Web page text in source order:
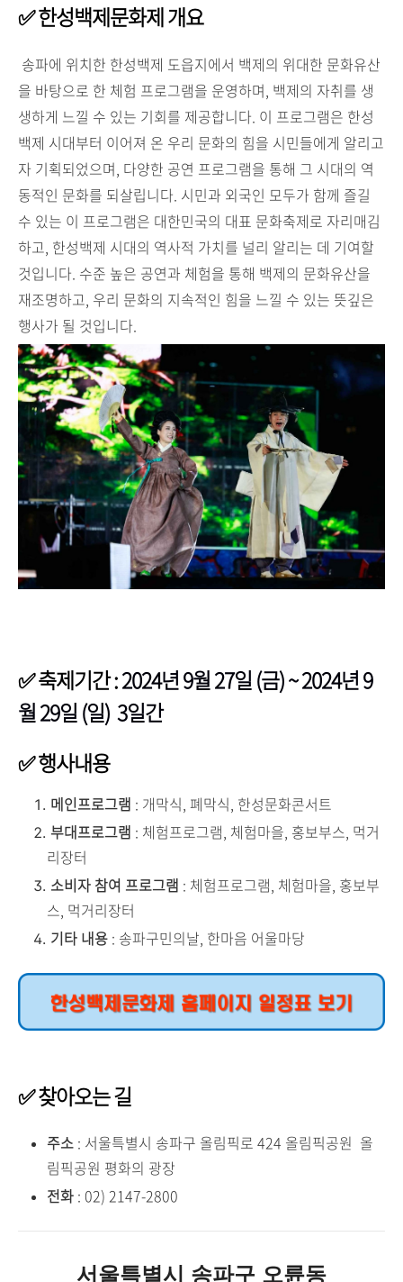
✅한성백제문화제 개요
송파에 위치한 한성백제 도읍지에서 백제의 위대한 문화유산
을 바탕으로 한 체험 프로그램을 운영하며, 백제의 자취를 생
생하게 느낄 수 있는 기회를 제공합니다. 이 프로그램은 한성
백제 시대부터 이어져 온 우리 문화의 힘을 시민들에게 알리고
자 기획되었으며, 다양한 공연 프로그램을 통해 그 시대의 역
동적인 문화를 되살립니다. 시민과 외국인 모두가 함께 즐길
수 있는 이 프로그램은 대한민국의 대표 문화축제로 자리매김
하고, 한성백제 시대의 역사적 가치를 널리 알리는 데 기여할
것입니다. 수준 높은 공연과 체험을 통해 백제의 문화유산을
재조명하고, 우리 문화의 지속적인 힘을 느낄 수 있는 뜻깊은
행사가 될 것입니다.
✅축제기간 :2024년 9월 27일 (금) ~ 2024년 9
월 29일 (일) 3일간
✅행사내용
메인프로그램 : 개막식, 폐막식, 한성문화콘서트
부대프로그램 : 체험프로그램, 체험마을, 홍보부스, 먹거
리장터
소비자 참여 프로그램 : 체험프로그램, 체험마을, 홍보부
스, 먹거리장터
기타 내용 : 송파구민의날, 한마음 어울마당
✅찾아오는 길
주소 : 서울특별시 송파구 올림픽로 424 올림픽공원 올
림픽공원 평화의 광장
전화 : 02) 2147-2800